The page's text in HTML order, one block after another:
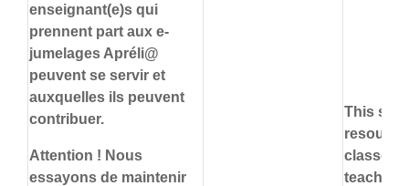
enseignant(e)s qui
prennent part aux e-
jumelages Apréli@
peuvent se servir et
auxquelles ils peuvent
contribuer.
Attention ! Nous
essayons de maintenir
This site
classes
teachers